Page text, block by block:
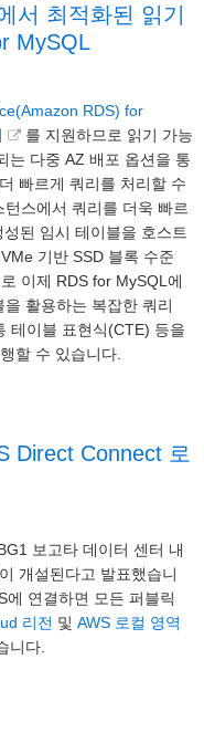
서 최적화된 읽기
MySQL
RDS) for
를 지원하므로 읽기 가능
는 다중 AZ 배포 옵션을 통
빠르게 쿼리를 처리할 수
스에서 쿼리를 더욱 빠르
된 임시 테이블을 호스트
기반 SSD 블록 수준
이제 RDS for MySQL에
활용하는 복잡한 쿼리
테이블 표현식(CTE) 등을
할 수 있습니다.
Direct Connect 로
보고타 데이터 센터 내
개설된다고 발표했습니
에 연결하면 모든 퍼블릭
리전 및 AWS 로컬 영역
니다.